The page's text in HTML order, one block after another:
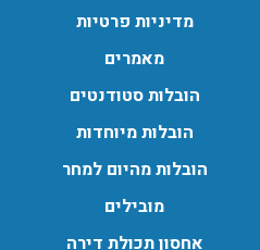
מדיניות פרטיות
מאמרים
הובלות סטודנטים
הובלות מיוחדות
הובלות מהיום למחר
מובילים
אחסון תכולת דירה